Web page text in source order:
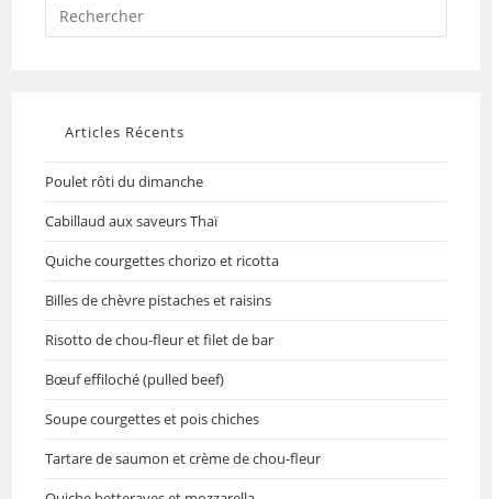
Articles Récents
Poulet rôti du dimanche
Cabillaud aux saveurs Thaï
Quiche courgettes chorizo et ricotta
Billes de chèvre pistaches et raisins
Risotto de chou-fleur et filet de bar
Bœuf effiloché (pulled beef)
Soupe courgettes et pois chiches
Tartare de saumon et crème de chou-fleur